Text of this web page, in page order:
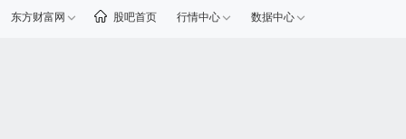
东方财富网 股吧首页 行情中心 数据中心